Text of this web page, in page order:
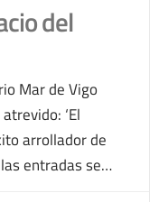
del
Mar de Vigo
‘El
arrollador de
entradas se